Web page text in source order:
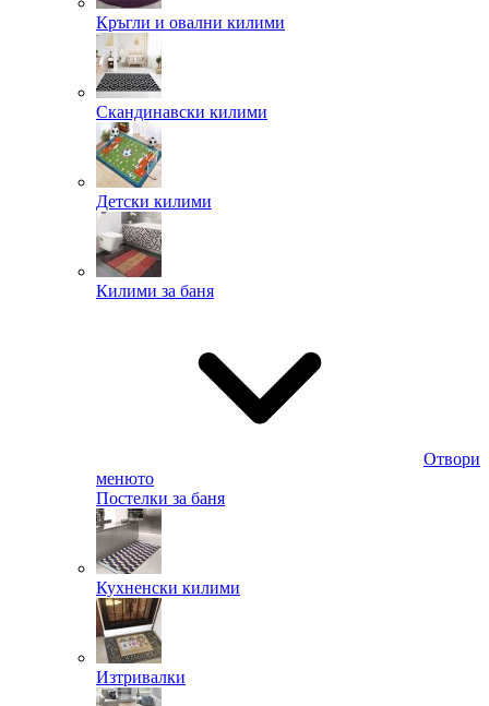
Кръгли и овални килими
Скандинавски килими
Детски килими
Килими за баня
Отвори
менюто
Постелки за баня
Кухненски килими
Изтривалки